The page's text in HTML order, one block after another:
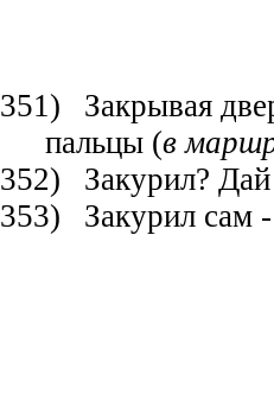
351)
Закрывая
пальцы (в
352)
Закурил?
353)
Закурил сам